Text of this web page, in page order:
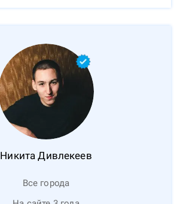
Никита Дивлекеев
Все города